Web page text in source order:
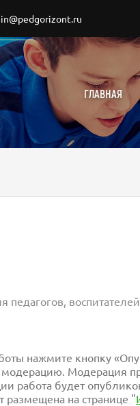
ГЛАВНАЯ
педагогов,
нажмите кнопку
модерацию. Модерация
работа будет
размещена на странице "